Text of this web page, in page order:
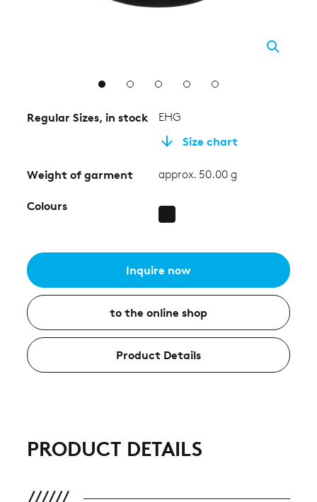
Regular Sizes, in stock EHG
Size chart
Weight of garment approx. 50.00 g
Colours
Inquire now
to the online shop
Product Details
PRODUCT DETAILS